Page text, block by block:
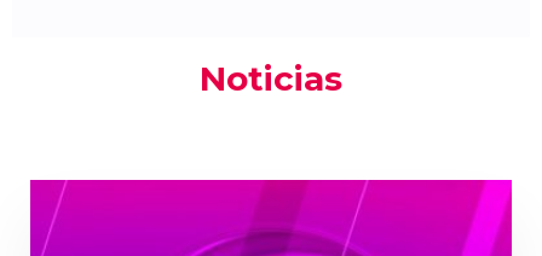
Noticias